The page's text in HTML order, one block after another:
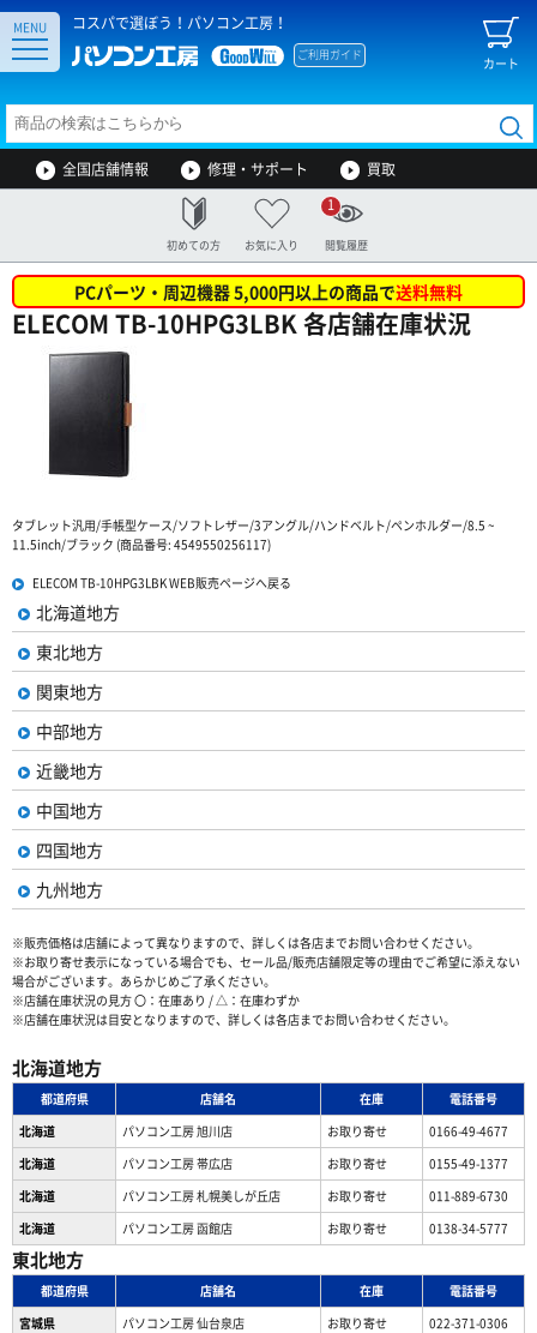
コスパで選ぼう！パソコン工房！
カート
ご利用ガイド
MENU
全国店舗情報 修理・サポート 買取
初めての方 お気に入り 閲覧履歴
1
PCパーツ・周辺機器 5,000円以上の商品で送料無料
ELECOM TB-10HPG3LBK 各店舗在庫状況
タブレット汎用/手帳型ケース/ソフトレザー/3アングル/ハンドベルト/ペンホルダー/8.5 ~
11.5inch/ブラック (商品番号: 4549550256117)
ELECOM TB-10HPG3LBK WEB販売ページへ戻る
北海道地方
東北地方
関東地方
中部地方
近畿地方
中国地方
四国地方
九州地方
※販売価格は店舗によって異なりますので、詳しくは各店までお問い合わせください。
※お取り寄せ表示になっている場合でも、セール品/販売店舗限定等の理由でご希望に添えない
場合がございます。あらかじめご了承ください。
※店舗在庫状況の見方 〇：在庫あり / △：在庫わずか
※店舗在庫状況は目安となりますので、詳しくは各店までお問い合わせください。
北海道地方
都道府県 店舗名 在庫
電話番号
北海道
パソコン工房 旭川店 お取り寄せ
0166-49-4677
北海道
パソコン工房 帯広店 お取り寄せ
0155-49-1377
北海道
パソコン⼯房 札幌美しが丘店 お取り寄せ
011-889-6730
北海道
パソコン工房 函館店 お取り寄せ 0138-34-5777
東北地方
都道府県 店舗名 在庫
電話番号
宮城県
パソコン工房 仙台泉店 お取り寄せ
022-371-0306